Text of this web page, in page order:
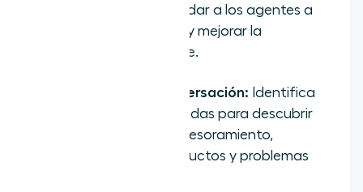
tiempo real para ayudar a los agentes a
adaptar su enfoque y mejorar la
experiencia del cliente.
Tendencias de conversación: Identifica
patrones en las llamadas para descubrir
oportunidades de asesoramiento,
comentarios de productos y problemas